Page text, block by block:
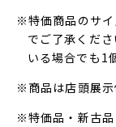
※特価商品のサイ
でご了承くだ
いる場合でも1
※商品は店頭展示
※特価品・新古品